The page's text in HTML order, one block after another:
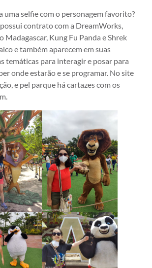
uma selfie com o personagem favorito?
contrato com a DreamWorks,
Madagascar, Kung Fu Panda e Shrek
e também aparecem em suas
temáticas para interagir e posar para
onde estarão e se programar. No site
e pel parque há cartazes com os